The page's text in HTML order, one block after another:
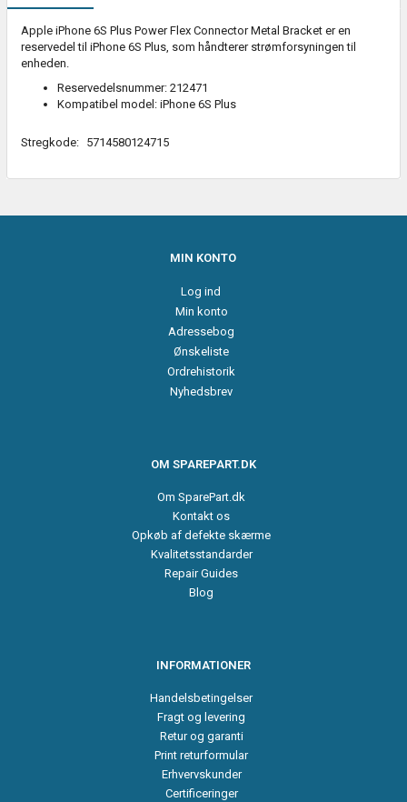
Apple iPhone 6S Plus Power Flex Connector Metal Bracket er en
reservedel til iPhone 6S Plus, som håndterer strømforsyningen til
enheden.
Reservedelsnummer: 212471
Kompatibel model: iPhone 6S Plus
Stregkode: 5714580124715
MIN KONTO
Log ind
Min konto
Adressebog
Ønskeliste
Ordrehistorik
Nyhedsbrev
OM SPAREPART.DK
Om SparePart.dk
Kontakt os
Opkøb af defekte skærme
Kvalitetsstandarder
Repair Guides
Blog
INFORMATIONER
Handelsbetingelser
Fragt og levering
Retur og garanti
Print returformular
Erhvervskunder
Certificeringer